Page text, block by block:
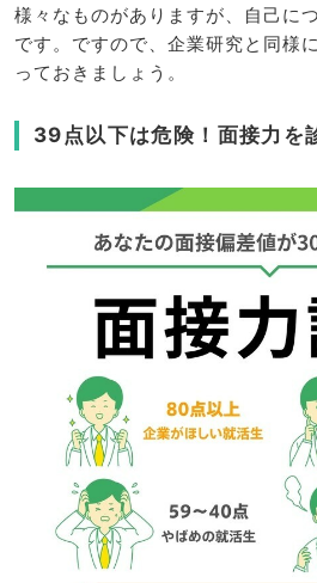
様々なものがありますが、自己に
です。ですので、企業研究と同様
っておきましょう。
39点以下は危険！面接力を